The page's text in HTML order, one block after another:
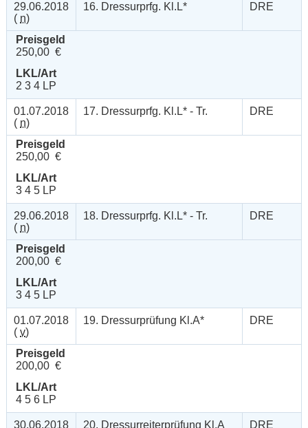
29.06.2018
( n)
16. Dressurprfg. Kl.L* DRE
Preisgeld
250,00 €
LKL/Art
2 3 4 LP
01.07.2018
( n)
17. Dressurprfg. Kl.L* - Tr. DRE
Preisgeld
250,00 €
LKL/Art
3 4 5 LP
29.06.2018
( n)
18. Dressurprfg. Kl.L* - Tr. DRE
Preisgeld
200,00 €
LKL/Art
3 4 5 LP
01.07.2018
( v)
19. Dressurprüfung Kl.A* DRE
Preisgeld
200,00 €
LKL/Art
4 5 6 LP
30.06.2018
20. Dressurreiterprüfung Kl.A DRE